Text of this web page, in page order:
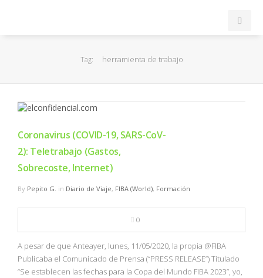
EuroLeague
FIBA
OTROS
NBA
Tag: herramienta de trabajo
Coronavirus (COVID-19, SARS-CoV-
2): Teletrabajo (Gastos,
Sobrecoste, Internet)
By Pepito G. in Diario de Viaje, FIBA (World), Formación
0
A pesar de que Anteayer, lunes, 11/05/2020, la propia @FIBA
Publicaba el Comunicado de Prensa (“PRESS RELEASE”) Titulado
“Se establecen las fechas para la Copa del Mundo FIBA 2023”, yo,